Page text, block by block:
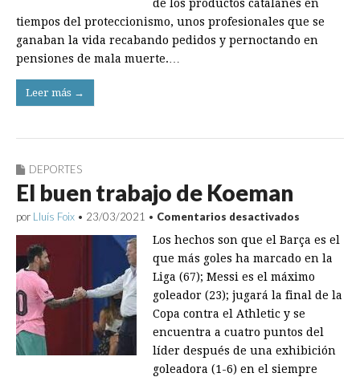
de los productos catalanes en
tiempos del proteccionismo, unos profesionales que se
ganaban la vida recabando pedidos y pernoctando en
pensiones de mala muerte.…
Leer más →
DEPORTES
El buen trabajo de Koeman
por Lluís Foix • 23/03/2021 • Comentarios desactivados
buen
trabajo
Koeman
Los hechos son que el Barça es el
que más goles ha marcado en la
Liga (67); Messi es el máximo
goleador (23); jugará la final de la
Copa contra el Athletic y se
encuentra a cuatro puntos del
líder después de una exhibición
goleadora (1-6) en el siempre